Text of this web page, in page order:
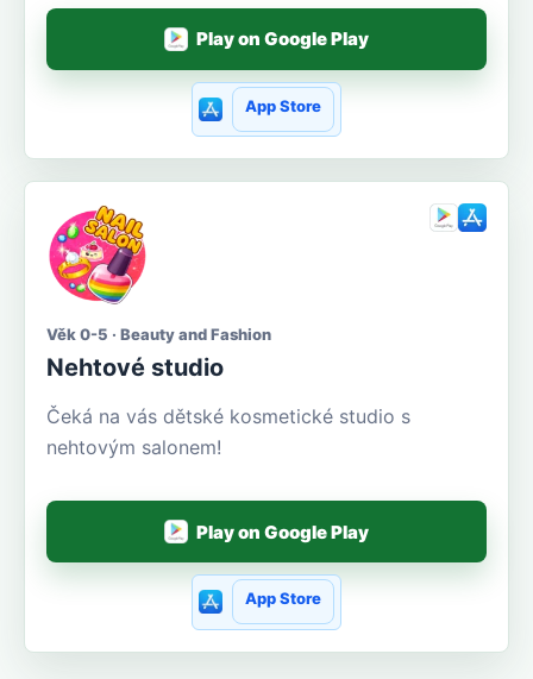
Play on Google Play
App Store
Věk 0-5 · Beauty and Fashion
Nehtové studio
Čeká na vás dětské kosmetické studio s
nehtovým salonem!
Play on Google Play
App Store